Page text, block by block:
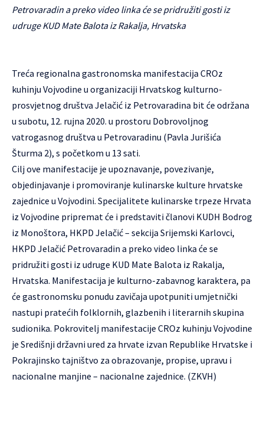
Petrovaradin a preko video linka će se pridružiti gosti iz
udruge KUD Mate Balota iz Rakalja, Hrvatska
Treća regionalna gastronomska manifestacija CROz
kuhinju Vojvodine u organizaciji Hrvatskog kulturno-
prosvjetnog društva Jelačić iz Petrovaradina bit će održana
u subotu, 12. rujna 2020. u prostoru Dobrovoljnog
vatrogasnog društva u Petrovaradinu (Pavla Jurišića
Šturma 2), s početkom u 13 sati.
Cilj ove manifestacije je upoznavanje, povezivanje,
objedinjavanje i promoviranje kulinarske kulture hrvatske
zajednice u Vojvodini. Specijalitete kulinarske trpeze Hrvata
iz Vojvodine pripremat će i predstaviti članovi KUDH Bodrog
iz Monoštora, HKPD Jelačić – sekcija Srijemski Karlovci,
HKPD Jelačić Petrovaradin a preko video linka će se
pridružiti gosti iz udruge KUD Mate Balota iz Rakalja,
Hrvatska. Manifestacija je kulturno-zabavnog karaktera, pa
će gastronomsku ponudu zavičaja upotpuniti umjetnički
nastupi pratećih folklornih, glazbenih i literarnih skupina
sudionika. Pokrovitelj manifestacije CROz kuhinju Vojvodine
je Središnji državni ured za hrvate izvan Republike Hrvatske i
Pokrajinsko tajništvo za obrazovanje, propise, upravu i
nacionalne manjine – nacionalne zajednice. (ZKVH)